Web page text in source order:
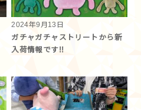
2024年9月13日
ガチャガチャストリートから新
入荷情報です!!